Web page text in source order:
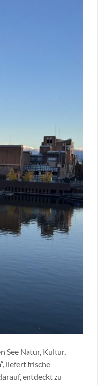
See Natur, Kultur,
liefert frische
entdeckt zu